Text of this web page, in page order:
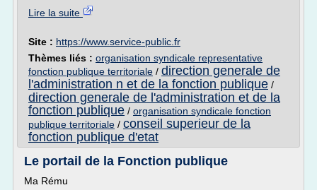
Lire la suite
Site : https://www.service-public.fr
Thèmes liés : organisation syndicale representative
fonction publique territoriale / direction generale de
l'administration n et de la fonction publique /
direction generale de l'administration et de la
fonction publique / organisation syndicale fonction
publique territoriale / conseil superieur de la
fonction publique d'etat
Le portail de la Fonction publique
Ma Rému